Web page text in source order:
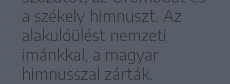
a székely himnuszt. Az
alakulóülést nemzeti
imánkkal, a magyar
himnusszal zárták.